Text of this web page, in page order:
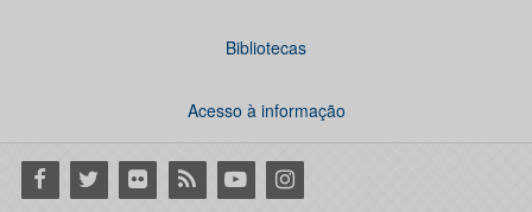
Bibliotecas
Acesso à informação
Facebook
Twitter Flickr RSS YoutubeInstagram